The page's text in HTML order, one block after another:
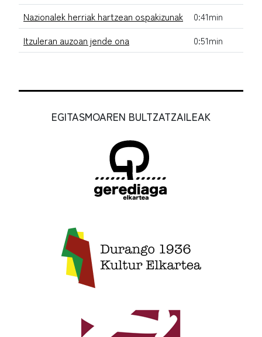
Nazionalek herriak hartzean ospakizunak
0:41min
Itzuleran auzoan jende ona
0:51min
EGITASMOAREN BULTZATZAILEAK